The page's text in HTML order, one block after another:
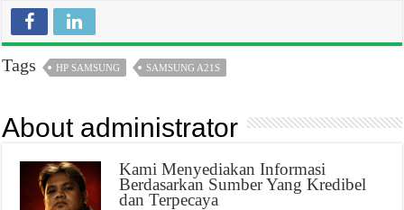
Tags HP SAMSUNG SAMSUNG A21S
About administrator
Kami Menyediakan Informasi
Berdasarkan Sumber Yang Kredibel
dan Terpecaya